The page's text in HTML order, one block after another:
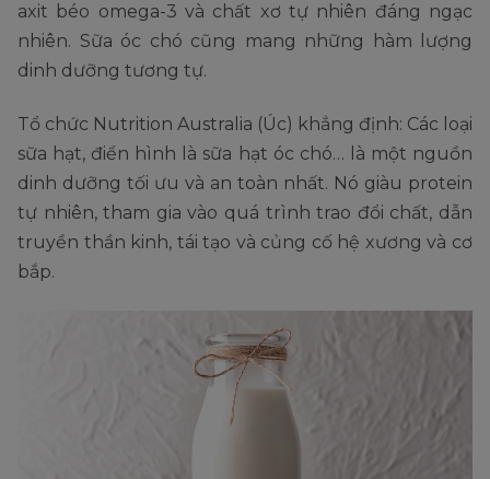
axit béo omega-3 và chất xơ tự nhiên đáng ngạc
nhiên. Sữa óc chó cũng mang những hàm lượng
dinh dưỡng tương tự.
Tổ chức Nutrition Australia (Úc) khẳng định: Các loại
sữa hạt, điển hình là sữa hạt óc chó… là một nguồn
dinh dưỡng tối ưu và an toàn nhất. Nó giàu protein
tự nhiên, tham gia vào quá trình trao đổi chất, dẫn
truyền thần kinh, tái tạo và củng cố hệ xương và cơ
bắp.